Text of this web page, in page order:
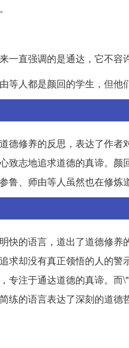
一直强调的是通达，它不容
等人都是颜回的学生，但他
德修养的反思，表达了作
致志地追求道德的真谛。
鲁、师由等人虽然也在修炼
快的语言，道出了道德修
求却没有真正领悟的人的
专注于通达道德的真谛。
练的语言表达了深刻的道德